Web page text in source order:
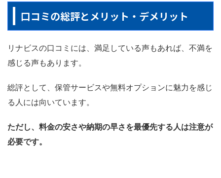
口コミの総評とメリット・デメリット
リナビスの口コミには、満足している声もあれば、不満を
感じる声もあります。
総評として、保管サービスや無料オプションに魅力を感じ
る人には向いています。
ただし、料金の安さや納期の早さを最優先する人は注意が
必要です。